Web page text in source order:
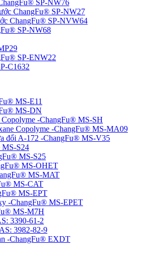
SP-NW76
ChangFu® SP-NW27
ChangFu® SP-NVW64
SP-NW68
SP-ENW22
C1632
MS-E11
MS-DN
-ChangFu® MS-SH
Copolyme -ChangFu® MS-MA09
đổi A-172 -ChangFu® MS-V35
MS-S24
MS-S25
MS-OHET
MS-MAT
MS-CAT
MS-EPT
-ChangFu® MS-EPET
MS-M7H
3390-61-2
3982-82-9
-ChangFu® EXDT